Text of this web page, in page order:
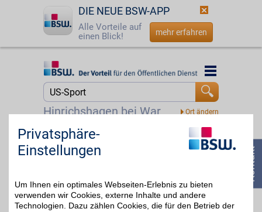
DIE NEUE BSW-APP
Alle Vorteile auf
einen Blick!
mehr erfahren
Startseite
Jetzt BSW-Mitglied werden
☎ 0800 - 279 25 82
Hinrichshagen bei Waren
Startseite
Suche
DAZN
Mit dem Livesport-
Jahr erleben: von zu
Hause, unterwegs,
zeitversetzt oder im
Privatsphäre-
Einstellungen
Um Ihnen ein optimales Webseiten-Erlebnis zu bieten
verwenden wir Cookies, externe Inhalte und andere
Technologien. Dazu zählen Cookies, die für den Betrieb der